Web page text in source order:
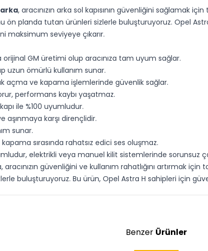
, aracınızın arka sol kapısının güvenliğini sağlamak
ön planda tutan ürünleri sizlerle buluşturuyoruz. Opel Astra
maksimum seviyeye çıkarır.
orijinal GM üretimi olup aracınıza tam uyum sağlar.
uzun ömürlü kullanım sunar.
açma ve kapama işlemlerinde güvenlik sağlar.
performans kaybı yaşatmaz.
ile %100 uyumludur.
aşınmaya karşı dirençlidir.
sunar.
kapama sırasında rahatsız edici ses oluşmaz.
elektrikli veya manuel kilit sistemlerinde sorunsuz
aracınızın güvenliğini ve kullanım rahatlığını artırmak
buluşturuyoruz. Bu ürün, Opel Astra H sahipleri için
Benzer Ürünler